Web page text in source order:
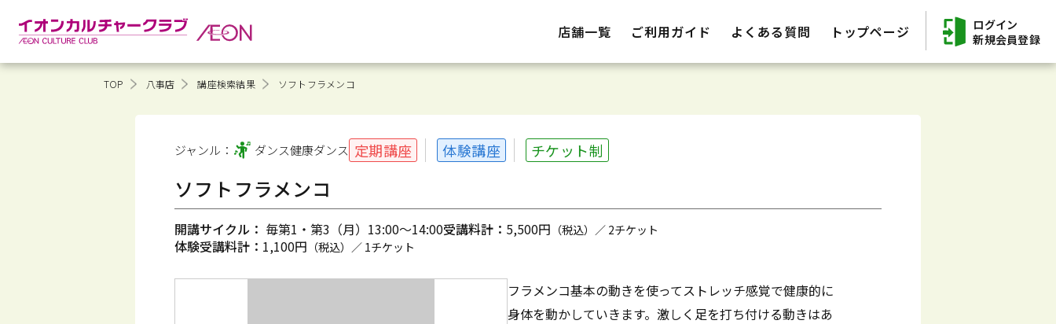
店舗一覧 ご利用ガイド よくある質問 トップページ
ログイン
新規会員登録
TOP 八事店 講座検索結果 ソフトフラメンコ
ジャンル： ダンス健康ダンス 定期講座 体験講座 チケット制
ソフトフラメンコ
開講サイクル： 毎第1・第3（月）13:00～14:00受講料計： 5,500円 （税込）／ 2チケット
体験受講料計： 1,100円 （税込）／ 1チケット
フラメンコ基本の動きを使ってストレッチ感覚で健康的に
身体を動かしていきます。激しく足を打ち付ける動きはあ